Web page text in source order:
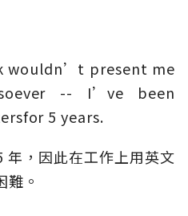
wouldn’t present me
-- I’ve been
5 years.
，因此在工作上用英文
難。